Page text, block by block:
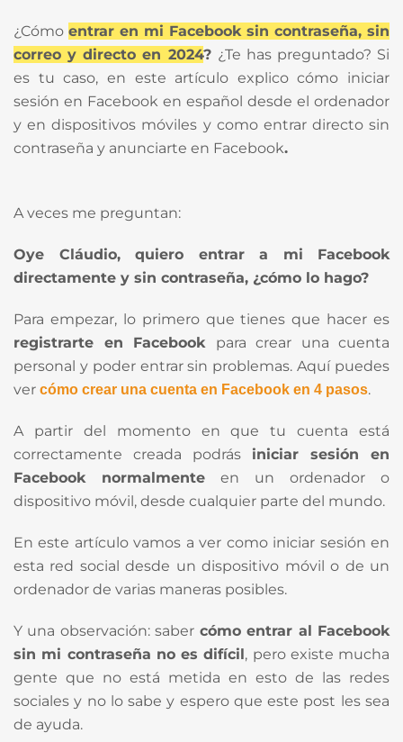
¿Cómo entrar en mi Facebook sin contraseña, sin
correo y directo en 2024? ¿Te has preguntado? Si
es tu caso, en este artículo explico cómo iniciar
sesión en Facebook en español desde el ordenador
y en dispositivos móviles y como entrar directo sin
contraseña y anunciarte en Facebook.
A veces me preguntan:
Oye Cláudio, quiero entrar a mi Facebook
directamente y sin contraseña, ¿cómo lo hago?
Para empezar, lo primero que tienes que hacer es
registrarte en Facebook para crear una cuenta
personal y poder entrar sin problemas. Aquí puedes
ver cómo crear una cuenta en Facebook en 4 pasos.
A partir del momento en que tu cuenta está
correctamente creada podrás iniciar sesión en
Facebook normalmente en un ordenador o
dispositivo móvil, desde cualquier parte del mundo.
En este artículo vamos a ver como iniciar sesión en
esta red social desde un dispositivo móvil o de un
ordenador de varias maneras posibles.
Y una observación: saber cómo entrar al Facebook
sin mi contraseña no es difícil, pero existe mucha
gente que no está metida en esto de las redes
sociales y no lo sabe y espero que este post les sea
de ayuda.